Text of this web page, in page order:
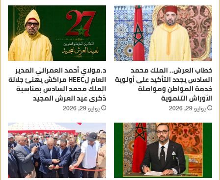
خطاب العرش.. الملك محمد
السادس يجدد التأكيد على أولوية
خدمة المواطن ومواصلة
الأوراش التنموية
يوليو 29, 2026
د.مولاي أحمد العمراني المدير
العام لHEEC مراكش يهنئ جلالة
الملك محمد السادس بمناسبة
ذكرى عيد العرش المجيد
يوليو 29, 2026